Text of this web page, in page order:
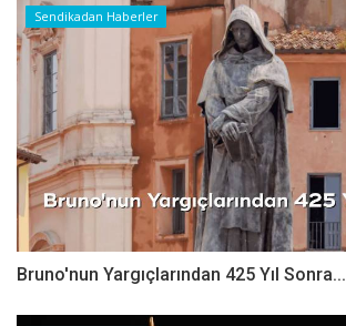
Sendikadan Haberler
Bruno'nun Yargıçlarından 425 Yıl Sonra...